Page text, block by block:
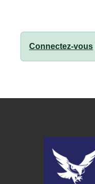
Connectez-vous